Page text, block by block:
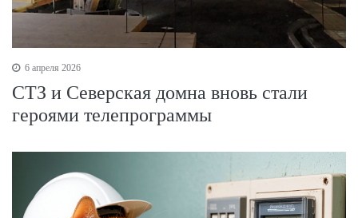
6 апреля 2026
СТЗ и Северская домна вновь стали
героями телепрограммы